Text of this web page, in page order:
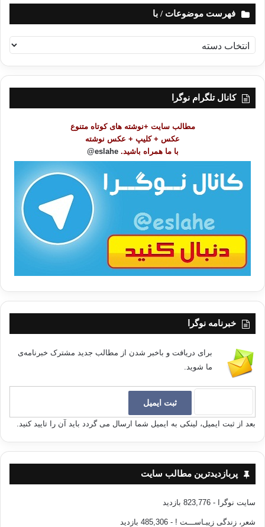
فهرست موضوعات / با
ه
ر
کانال تلگرام نوگرا
مطالب سایت +نوشته های کوتاه متنوع
عکس + کلیپ + عکس نوشته
با ما همراه باشید. eslahe@
خبرنامه نوگرا
برای دریافت و باخبر شدن از مطالب جدید مشترک خبرنامه‌ی
ما شوید.
بعد از ثبت ایمیل، لینکی به ایمیل شما ارسال می گردد باید آن را تایید کنید.
پربازدیدترین مطالب سایت
سایت نوگرا - 823,776 بازدید
شعر، زندگی زیبـاســـت ! - 485,306 بازدید